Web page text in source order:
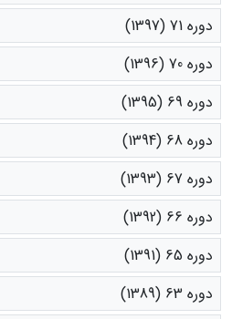
دوره 71 (1397)
دوره 70 (1396)
دوره 69 (1395)
دوره 68 (1394)
دوره 67 (1393)
دوره 66 (1392)
دوره 65 (1391)
دوره 63 (1389)